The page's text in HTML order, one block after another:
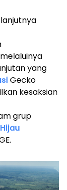
yang
Gecko
kesaksian
grup